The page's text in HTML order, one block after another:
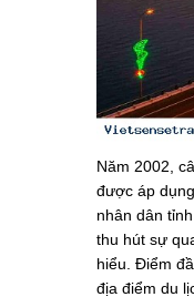
Năm 2002,
được áp
nhân dân
thu hút sự
hiểu. Điểm
địa điểm du